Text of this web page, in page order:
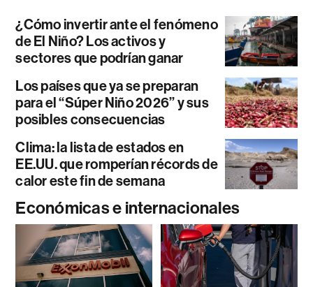
¿Cómo invertir ante el fenómeno
de El Niño? Los activos y
sectores que podrían ganar
Los países que ya se preparan
para el “Súper Niño 2026” y sus
posibles consecuencias
Clima: la lista de estados en
EE.UU. que romperían récords de
calor este fin de semana
Económicas e internacionales